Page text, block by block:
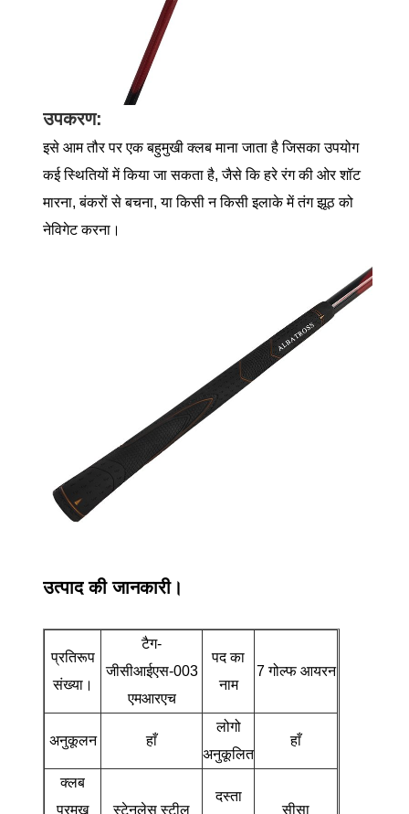
उपकरण:
इसे आम तौर पर एक बहुमुखी क्लब माना जाता है जिसका उपयोग
कई स्थितियों में किया जा सकता है, जैसे कि हरे रंग की ओर शॉट
मारना, बंकरों से बचना, या किसी न किसी इलाके में तंग झूठ को
नेविगेट करना।
उत्पाद की जानकारी।
प्रतिरूप
संख्या।
टैग-
जीसीआईएस-003
एमआरएच
पद का
नाम
7 गोल्फ आयरन
अनुकूलन हाँ
लोगो
अनुकूलित
हाँ
क्लब
प्रमुख
स्टेनलेस स्टील
दस्ता
सीसा